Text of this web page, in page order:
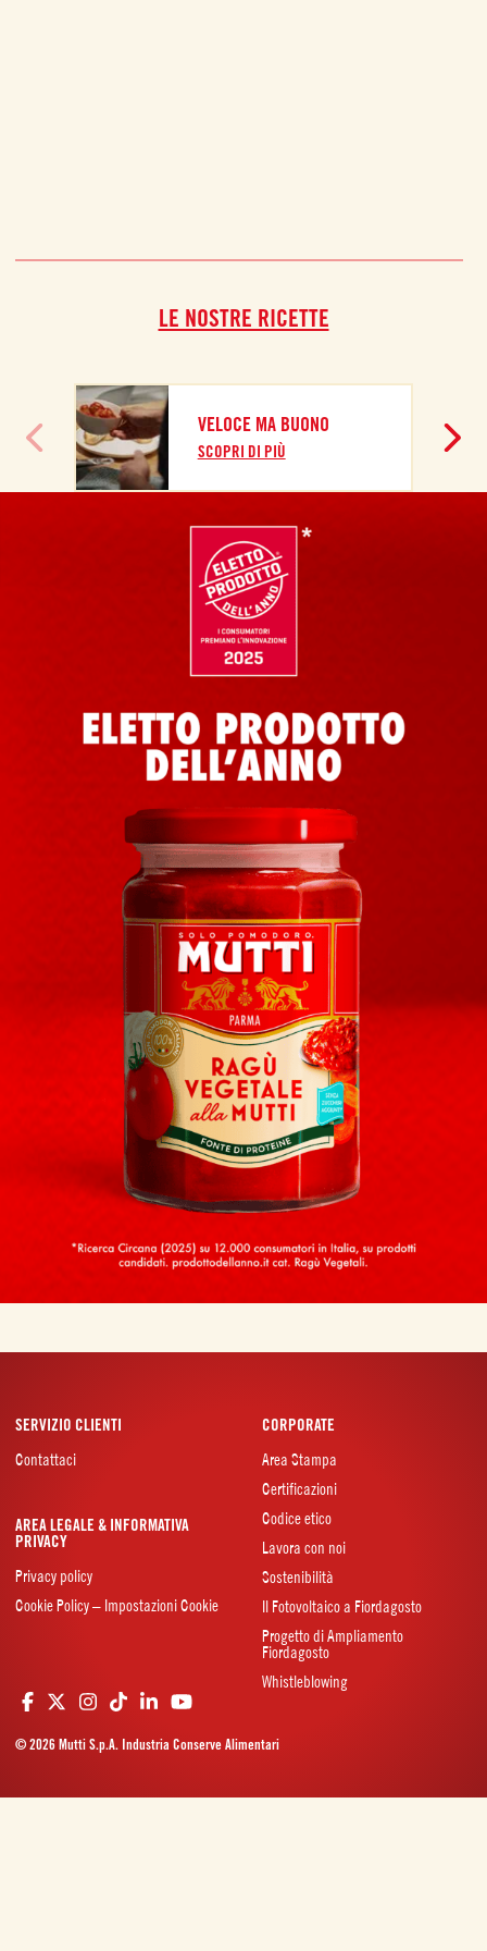
LE NOSTRE RICETTE
VELOCE MA BUONO
SCOPRI DI PIÙ
SERVIZIO CLIENTI
Contattaci
CORPORATE
Area Stampa
Certificazioni
Codice etico
Lavora con noi
Sostenibilità
Il Fotovoltaico a Fiordagosto
Progetto di Ampliamento
Fiordagosto
Whistleblowing
AREA LEGALE & INFORMATIVA
PRIVACY
Privacy policy
Cookie Policy – Impostazioni Cookie
© 2026 Mutti S.p.A. Industria Conserve Alimentari